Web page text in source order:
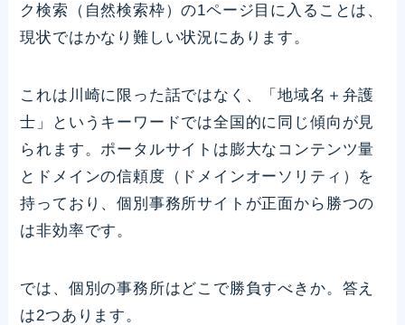
ク検索（自然検索枠）の1ページ目に入ることは、
現状ではかなり難しい状況にあります。
これは川崎に限った話ではなく、「地域名＋弁護
士」というキーワードでは全国的に同じ傾向が見
られます。ポータルサイトは膨大なコンテンツ量
とドメインの信頼度（ドメインオーソリティ）を
持っており、個別事務所サイトが正面から勝つの
は非効率です。
では、個別の事務所はどこで勝負すべきか。答え
は2つあります。